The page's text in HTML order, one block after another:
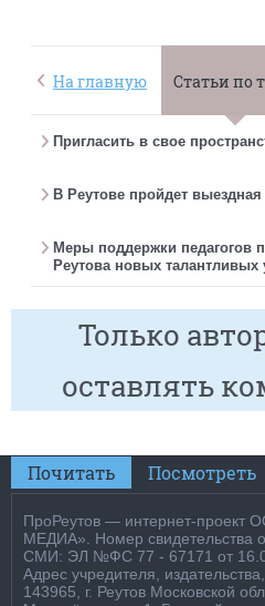
На главную Статьи по
Пригласить в свое
В Реутове пройдет
Меры поддержки педагогов
Реутова новых талантливых
Только
оставлять
Почитать Посмотреть
ПроРеутов — интернет-проект
МЕДИА». Номер свидетельства о
СМИ: ЭЛ №ФС 77 - 67171 от
Адрес учредителя,
143965, г. Реутов Московской